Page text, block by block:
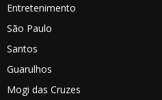
Entretenimento
São Paulo
Santos
Guarulhos
Mogi das Cruzes